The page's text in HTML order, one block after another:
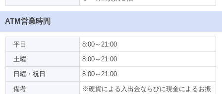
ATM営業時間
平日
8:00～21:00
土曜
8:00～21:00
日曜・祝日
8:00～21:00
備考
※硬貨による入出金ならびに現金によるお振